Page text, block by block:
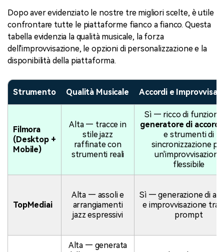
Dopo aver evidenziato le nostre tre migliori scelte, è utile
confrontare tutte le piattaforme fianco a fianco. Questa
tabella evidenzia la qualità musicale, la forza
dell'improvvisazione, le opzioni di personalizzazione e la
disponibilità della piattaforma.
Strumento Qualità Musicale Accordi e
Filmora
(Desktop +
Mobile)
Alta — tracce in
stile jazz
raffinate con
strumenti reali
Sì — ricco di
generatore di accordi
e strumenti di
sincronizzazione
un'improvvisazione
flessibile
TopMediai
Alta — assoli e
arrangiamenti
jazz espressivi
Sì — generazione di
e improvvisazione
prompt
Alta — generata